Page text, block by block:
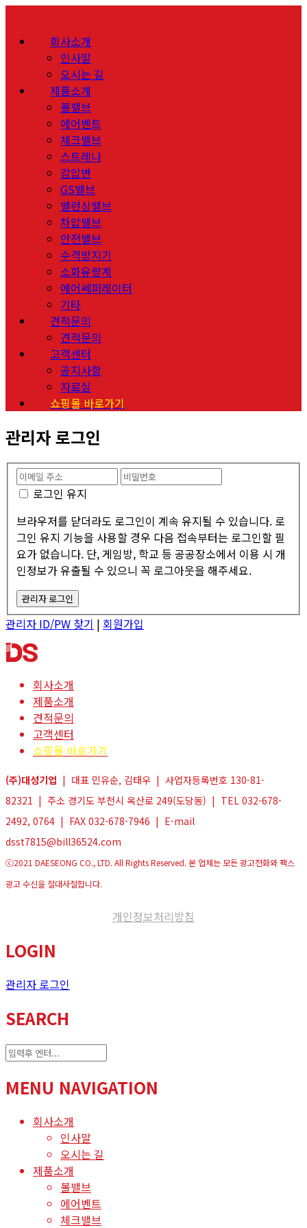
회사소개
인사말
오시는 길
제품소개
볼밸브
에어벤트
체크밸브
스트레나
감압변
GS밸브
밸런싱밸브
차압밸브
안전밸브
수격방지기
소화유량계
에어쎄퍼레이터
기타
견적문의
견적문의
고객센터
공지사항
자료실
쇼핑몰 바로가기
관리자 로그인
로그인 유지
브라우저를 닫더라도 로그인이 계속 유지될 수 있습니다. 로
그인 유지 기능을 사용할 경우 다음 접속부터는 로그인할 필
요가 없습니다. 단, 게임방, 학교 등 공공장소에서 이용 시 개
인정보가 유출될 수 있으니 꼭 로그아웃을 해주세요.
관리자 ID/PW 찾기 | 회원가입
회사소개
제품소개
견적문의
고객센터
쇼핑몰 바로가기
(주)대성기업 | 대표 민유순, 김태우 | 사업자등록번호 130-81-
82321 | 주소 경기도 부천시 옥산로 249(도당동) | TEL 032-678-
2492, 0764 | FAX 032-678-7946 | E-mail
dsst7815@bill36524.com
ⓒ2021 DAESEONG CO., LTD. All Rights Reserved. 본 업체는 모든 광고전화와 팩스
광고 수신을 절대사절합니다.
개인정보처리방침
LOGIN
관리자 로그인
SEARCH
MENU NAVIGATION
회사소개
인사말
오시는 길
제품소개
볼밸브
에어벤트
체크밸브